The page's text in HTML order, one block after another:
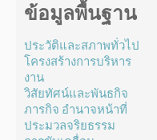
ข้อมูลพื้นฐาน
ประวัติและสภาพทั่วไป
โครงสร้างการบริหาร
งาน
วิสัยทัศน์และพันธกิจ
ภารกิจ อำนาจหน้าที่
ประมวลจริยธรรม